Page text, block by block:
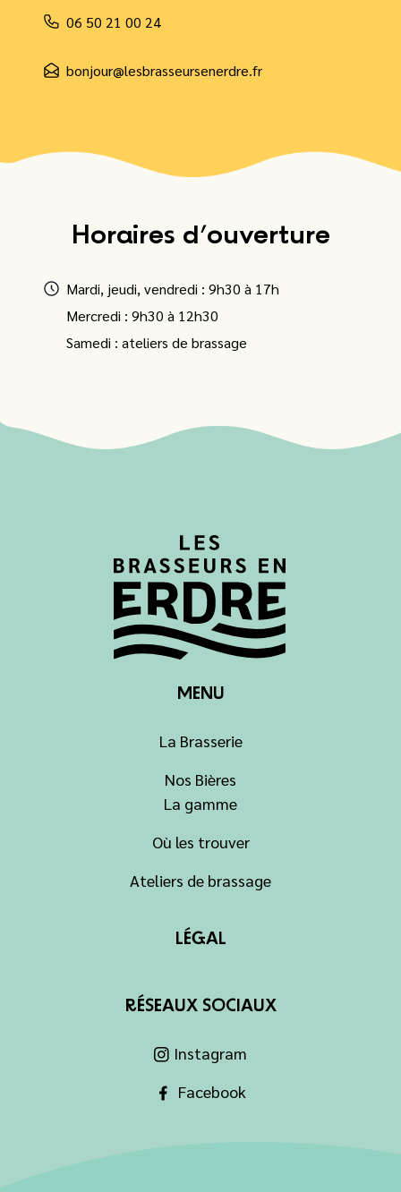
06 50 21 00 24
bonjour@lesbrasseursenerdre.fr
Horaires d’ouverture
Mardi, jeudi, vendredi : 9h30 à 17h
Mercredi : 9h30 à 12h30
Samedi : ateliers de brassage
MENU
La Brasserie
Nos Bières
La gamme
Où les trouver
Ateliers de brassage
LÉGAL
RÉSEAUX SOCIAUX
Instagram
Facebook